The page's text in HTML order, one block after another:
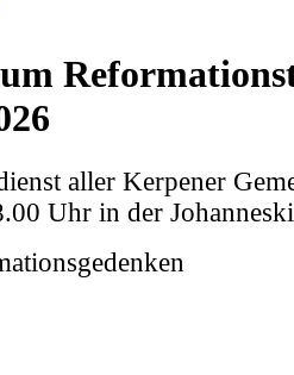
aller Kerpener
Uhr in der